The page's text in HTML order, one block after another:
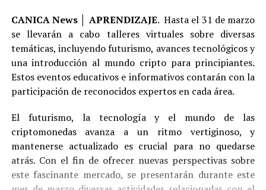
CANICA News │ APRENDIZAJE. Hasta el 31 de marzo
se llevarán a cabo talleres virtuales sobre diversas
temáticas, incluyendo futurismo, avances tecnológicos y
una introducción al mundo cripto para principiantes.
Estos eventos educativos e informativos contarán con la
participación de reconocidos expertos en cada área.
El futurismo, la tecnología y el mundo de las
criptomonedas avanza a un ritmo vertiginoso, y
mantenerse actualizado es crucial para no quedarse
atrás. Con el fin de ofrecer nuevas perspectivas sobre
este fascinante mercado, se presentarán durante este